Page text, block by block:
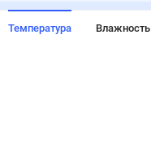
Температура Влажность